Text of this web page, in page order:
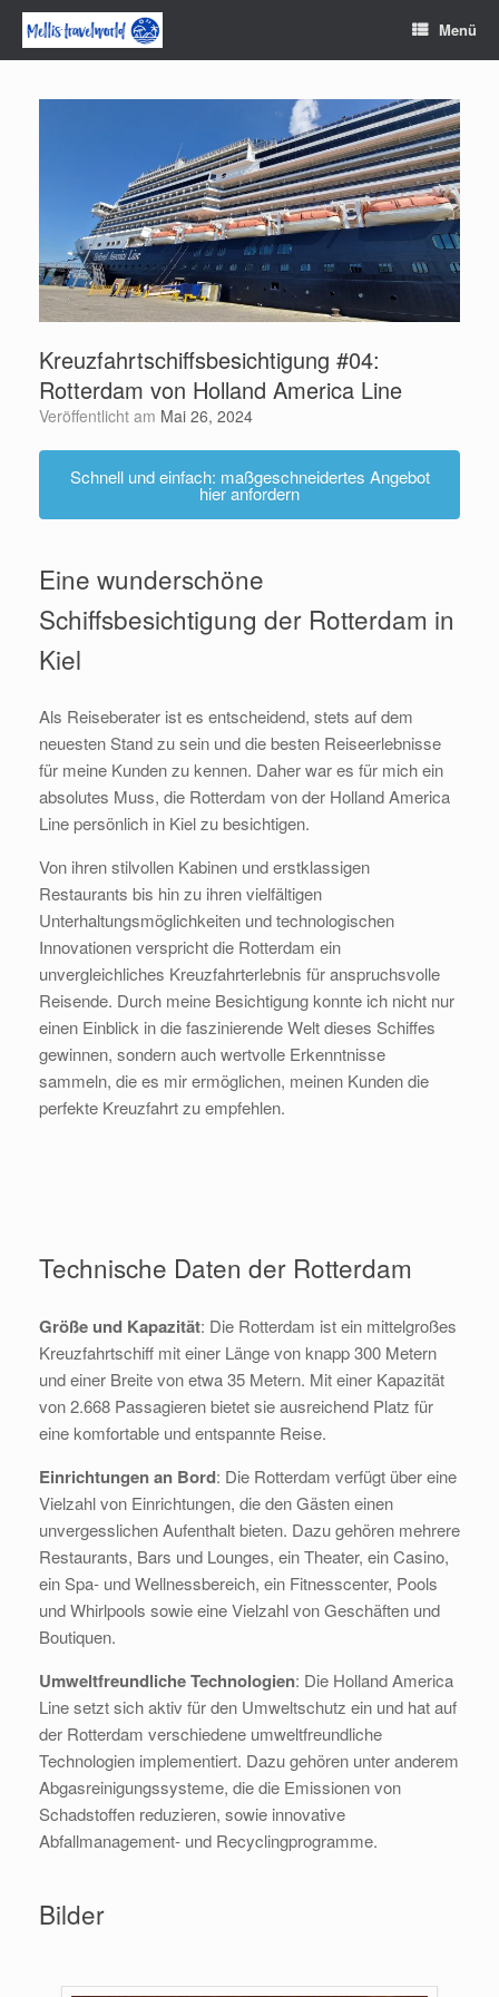
Zum
Inhalt
springen
Menü
Kreuzfahrtschiffsbesichtigung #04:
Rotterdam von Holland America Line
Veröffentlicht am Mai 26, 2024
Schnell und einfach: maßgeschneidertes Angebot
hier anfordern
Eine wunderschöne
Schiffsbesichtigung der Rotterdam in
Kiel
Als Reiseberater ist es entscheidend, stets auf dem
neuesten Stand zu sein und die besten Reiseerlebnisse
für meine Kunden zu kennen. Daher war es für mich ein
absolutes Muss, die Rotterdam von der Holland America
Line persönlich in Kiel zu besichtigen.
Von ihren stilvollen Kabinen und erstklassigen
Restaurants bis hin zu ihren vielfältigen
Unterhaltungsmöglichkeiten und technologischen
Innovationen verspricht die Rotterdam ein
unvergleichliches Kreuzfahrterlebnis für anspruchsvolle
Reisende. Durch meine Besichtigung konnte ich nicht nur
einen Einblick in die faszinierende Welt dieses Schiffes
gewinnen, sondern auch wertvolle Erkenntnisse
sammeln, die es mir ermöglichen, meinen Kunden die
perfekte Kreuzfahrt zu empfehlen.
Technische Daten der Rotterdam
Größe und Kapazität: Die Rotterdam ist ein mittelgroßes
Kreuzfahrtschiff mit einer Länge von knapp 300 Metern
und einer Breite von etwa 35 Metern. Mit einer Kapazität
von 2.668 Passagieren bietet sie ausreichend Platz für
eine komfortable und entspannte Reise.
Einrichtungen an Bord: Die Rotterdam verfügt über eine
Vielzahl von Einrichtungen, die den Gästen einen
unvergesslichen Aufenthalt bieten. Dazu gehören mehrere
Restaurants, Bars und Lounges, ein Theater, ein Casino,
ein Spa- und Wellnessbereich, ein Fitnesscenter, Pools
und Whirlpools sowie eine Vielzahl von Geschäften und
Boutiquen.
Umweltfreundliche Technologien: Die Holland America
Line setzt sich aktiv für den Umweltschutz ein und hat auf
der Rotterdam verschiedene umweltfreundliche
Technologien implementiert. Dazu gehören unter anderem
Abgasreinigungssysteme, die die Emissionen von
Schadstoffen reduzieren, sowie innovative
Abfallmanagement- und Recyclingprogramme.
Bilder